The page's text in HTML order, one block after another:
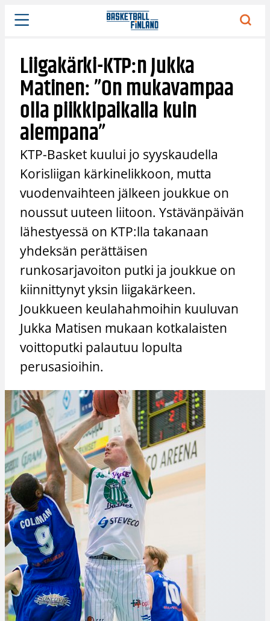
Siirry
sisältöön
Liigakärki-KTP:n Jukka
Matinen: ”On mukavampaa
olla piikkipaikalla kuin
alempana”
KTP-Basket kuului jo syyskaudella
Korisliigan kärkinelikkoon, mutta
vuodenvaihteen jälkeen joukkue on
noussut uuteen liitoon. Ystävänpäivän
lähestyessä on KTP:lla takanaan
yhdeksän perättäisen
runkosarjavoiton putki ja joukkue on
kiinnittynyt yksin liigakärkeen.
Joukkueen keulahahmoihin kuuluvan
Jukka Matisen mukaan kotkalaisten
voittoputki palautuu lopulta
perusasioihin.